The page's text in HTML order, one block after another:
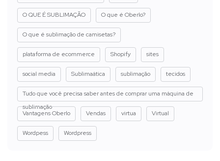
O QUE É SUBLIMAÇÃO O que é Oberlo?
O que é sublimação de camisetas?
plataforma de ecommerce Shopify sites
social media Sublimaática sublimação tecidos
Tudo que você precisa saber antes de comprar uma máquina de
sublimação
Vantagens Oberlo
Vendas virtua Virtual
Wordpess Wordpress